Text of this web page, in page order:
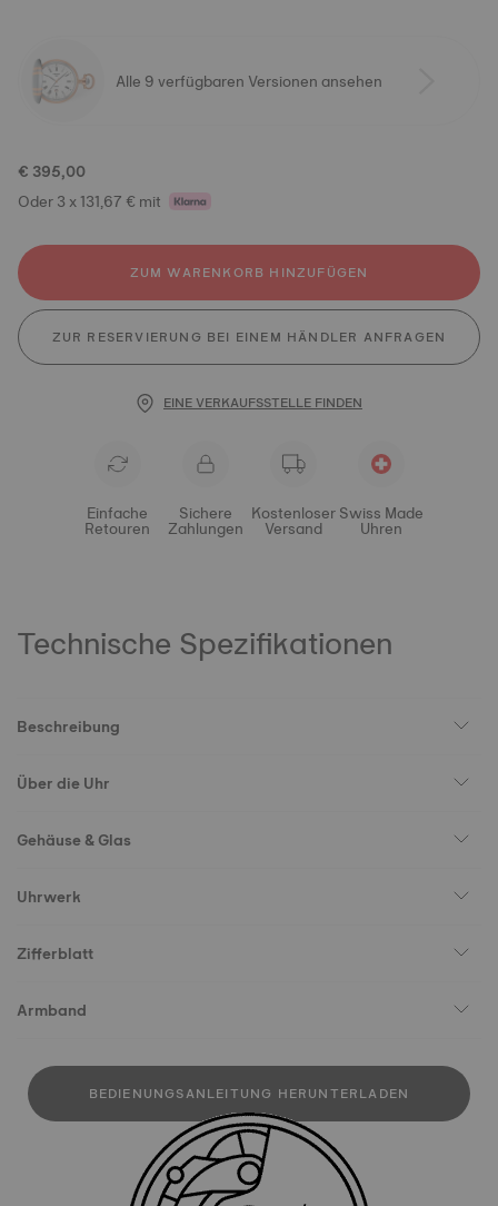
Alle 9 verfügbaren Versionen ansehen
€ 395,00
Oder 3 x 131,67 € mit
ZUM WARENKORB HINZUFÜGEN
ZUR RESERVIERUNG BEI EINEM HÄNDLER ANFRAGEN
EINE VERKAUFSSTELLE FINDEN
Einfache
Retouren
Sichere
Zahlungen
Kostenloser
Versand
Swiss Made
Uhren
Technische Spezifikationen
Beschreibung
Über die Uhr
Gehäuse & Glas
Uhrwerk
Zifferblatt
Armband
BEDIENUNGSANLEITUNG HERUNTERLADEN